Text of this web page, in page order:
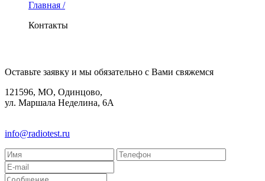
Главная /
Контакты
Оставьте заявку и мы обязательно с Вами свяжемся
121596, МО, Одинцово,
ул. Маршала Неделина, 6А
info@radiotest.ru